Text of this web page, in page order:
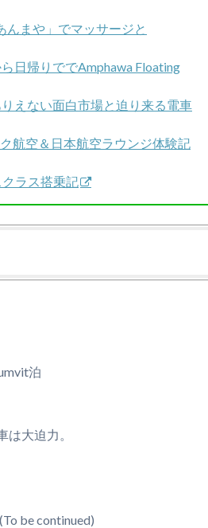
んまや」でマッサージと
日帰りででAmphawa Floating
えない面白市場と迫り来る電車
航空＆日本航空ラウンジ体験記
ラス搭乗記
泊
大迫力。
be continued)